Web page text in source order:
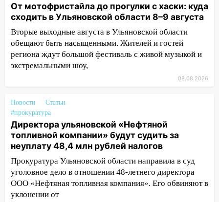
19:34 В следственном управлении
состоялось торжественное
мероприятие, приуроченное к
празднованию Дня сотрудника органов
следствия Российской Федерации
19:30
Ульяновцев приглашают
поддержать «Симбирскую чебурашку»
18:11 Ульяновская область стала
пилотным регионом проекта
«Культурное долголетие»
17:16 В реанимацию Ульяновской
областной больницы поступили шесть
новых аппаратов ИВЛ
16:51 В Чердаклинском районе
От мотофристайла до прогулки с хаски: куда
сходить в Ульяновской области 8–9 августа
Вторые выходные августа в Ульяновской области
обещают быть насыщенными. Жителей и гостей
региона ждут большой фестиваль с живой музыкой и
экстремальными шоу,
08.08.2026
Новости
Статьи
#прокуратура
Директора ульяновской «Нефтяной
топливной компании» будут судить за
неуплату 48,4 млн рублей налогов
Прокуратура Ульяновской области направила в суд
уголовное дело в отношении 48-летнего директора
ООО «Нефтяная топливная компания». Его обвиняют в
уклонении от